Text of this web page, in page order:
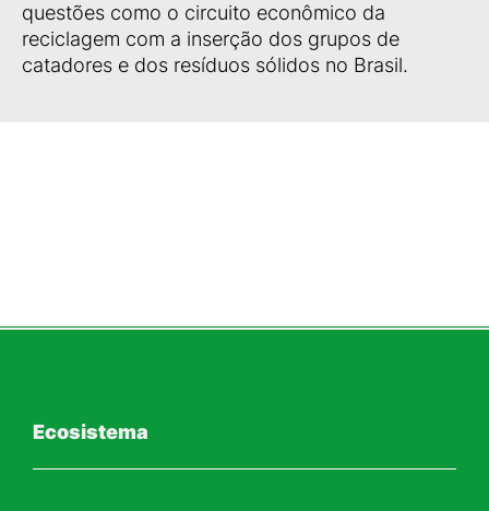
questões como o circuito econômico da
reciclagem com a inserção dos grupos de
catadores e dos resíduos sólidos no Brasil.
Ecosistema